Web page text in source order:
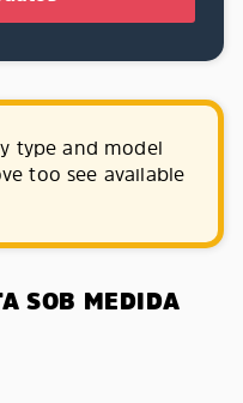
type and model
too see available
SOB MEDIDA